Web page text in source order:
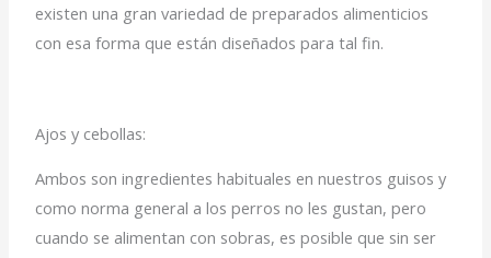
existen una gran variedad de preparados alimenticios
con esa forma que están diseñados para tal fin.
Ajos y cebollas:
Ambos son ingredientes habituales en nuestros guisos y
como norma general a los perros no les gustan, pero
cuando se alimentan con sobras, es posible que sin ser